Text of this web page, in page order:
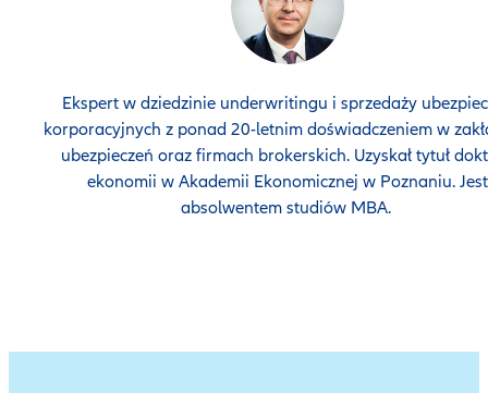
Ekspert w dziedzinie underwritingu i sprzedaży
korporacyjnych z ponad 20-letnim doświadczeniem w
ubezpieczeń oraz firmach brokerskich. Uzyskał tytuł
ekonomii w Akademii Ekonomicznej w Poznaniu. Jest
absolwentem studiów MBA.